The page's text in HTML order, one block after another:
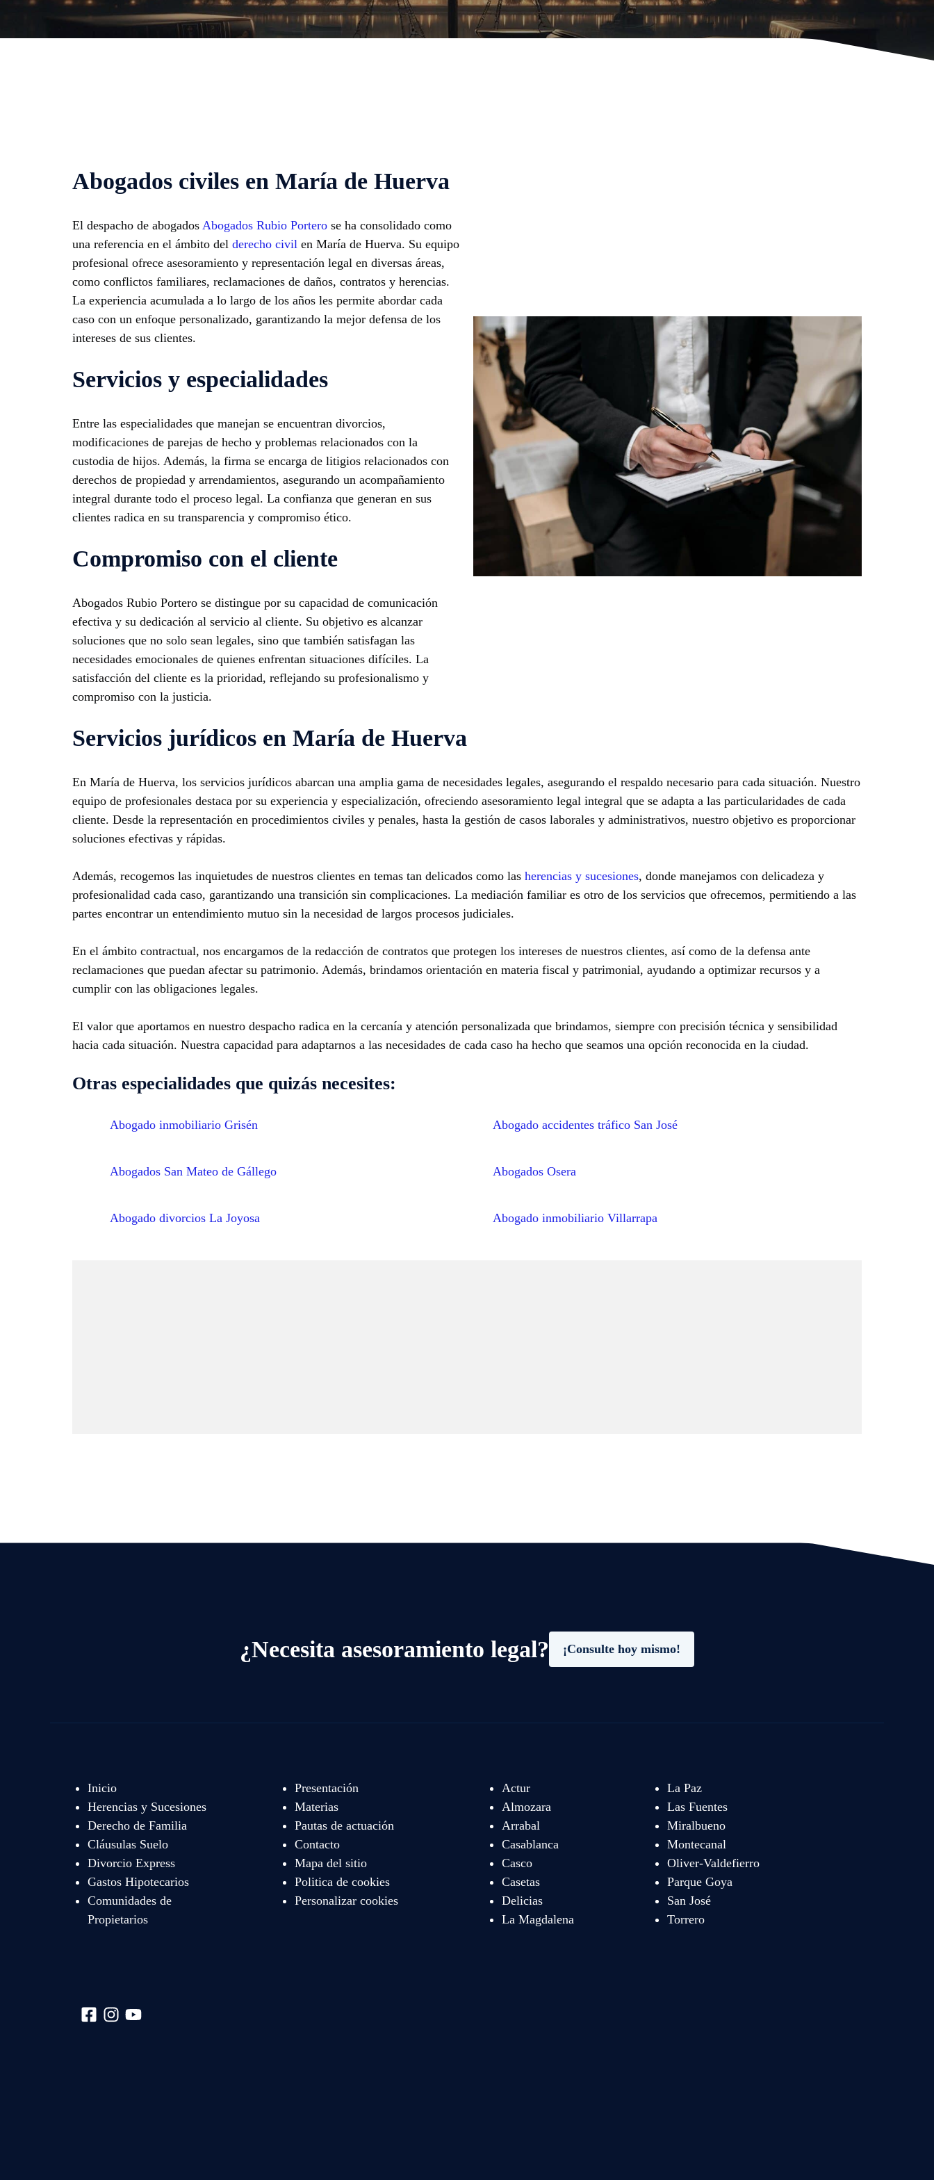
Abogados civiles en María de Huerva
El despacho de abogados Abogados Rubio Portero se ha consolidado como
una referencia en el ámbito del derecho civil en María de Huerva. Su equipo
profesional ofrece asesoramiento y representación legal en diversas áreas,
como conflictos familiares, reclamaciones de daños, contratos y herencias.
La experiencia acumulada a lo largo de los años les permite abordar cada
caso con un enfoque personalizado, garantizando la mejor defensa de los
intereses de sus clientes.
Servicios y especialidades
Entre las especialidades que manejan se encuentran divorcios,
modificaciones de parejas de hecho y problemas relacionados con la
custodia de hijos. Además, la firma se encarga de litigios relacionados con
derechos de propiedad y arrendamientos, asegurando un acompañamiento
integral durante todo el proceso legal. La confianza que generan en sus
clientes radica en su transparencia y compromiso ético.
Compromiso con el cliente
Abogados Rubio Portero se distingue por su capacidad de comunicación
efectiva y su dedicación al servicio al cliente. Su objetivo es alcanzar
soluciones que no solo sean legales, sino que también satisfagan las
necesidades emocionales de quienes enfrentan situaciones difíciles. La
satisfacción del cliente es la prioridad, reflejando su profesionalismo y
compromiso con la justicia.
Servicios jurídicos en María de Huerva
En María de Huerva, los servicios jurídicos abarcan una amplia gama de necesidades legales, asegurando el respaldo necesario para cada situación. Nuestro
equipo de profesionales destaca por su experiencia y especialización, ofreciendo asesoramiento legal integral que se adapta a las particularidades de cada
cliente. Desde la representación en procedimientos civiles y penales, hasta la gestión de casos laborales y administrativos, nuestro objetivo es proporcionar
soluciones efectivas y rápidas.
Además, recogemos las inquietudes de nuestros clientes en temas tan delicados como las herencias y sucesiones, donde manejamos con delicadeza y
profesionalidad cada caso, garantizando una transición sin complicaciones. La mediación familiar es otro de los servicios que ofrecemos, permitiendo a las
partes encontrar un entendimiento mutuo sin la necesidad de largos procesos judiciales.
En el ámbito contractual, nos encargamos de la redacción de contratos que protegen los intereses de nuestros clientes, así como de la defensa ante
reclamaciones que puedan afectar su patrimonio. Además, brindamos orientación en materia fiscal y patrimonial, ayudando a optimizar recursos y a
cumplir con las obligaciones legales.
El valor que aportamos en nuestro despacho radica en la cercanía y atención personalizada que brindamos, siempre con precisión técnica y sensibilidad
hacia cada situación. Nuestra capacidad para adaptarnos a las necesidades de cada caso ha hecho que seamos una opción reconocida en la ciudad.
Otras especialidades que quizás necesites:
Abogado inmobiliario Grisén Abogado accidentes tráfico San José
Abogados San Mateo de Gállego Abogados Osera
Abogado divorcios La Joyosa Abogado inmobiliario Villarrapa
¿Necesita asesoramiento legal? ¡Consulte hoy mismo!
Inicio
Herencias y Sucesiones
Derecho de Familia
Cláusulas Suelo
Divorcio Express
Gastos Hipotecarios
Comunidades de
Propietarios
Presentación
Materias
Pautas de actuación
Contacto
Mapa del sitio
Politica de cookies
Personalizar cookies
Actur
Almozara
Arrabal
Casablanca
Casco
Casetas
Delicias
La Magdalena
La Paz
Las Fuentes
Miralbueno
Montecanal
Oliver-Valdefierro
Parque Goya
San José
Torrero